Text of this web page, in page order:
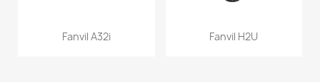
Fanvil A32i Fanvil H2U